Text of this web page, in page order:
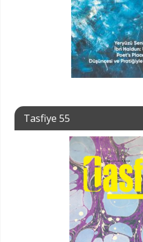
Tasfiye 55